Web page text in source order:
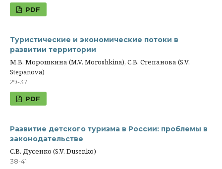
PDF
Туристические и экономические потоки в
развитии территории
М.В. Морошкина (M.V. Moroshkina), С.В. Степанова (S.V.
Stepanova)
29-37
PDF
Развитие детского туризма в России: проблемы в
законодательстве
С.В. Дусенко (S.V. Dusenko)
38-41